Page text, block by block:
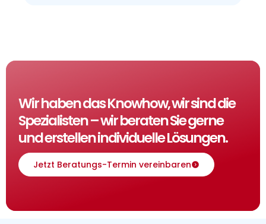
Wir haben das Knowhow, wir sind die
Spezialisten – wir beraten Sie gerne
und erstellen individuelle Lösungen.
Jetzt Beratungs-Termin vereinbaren